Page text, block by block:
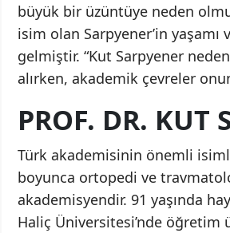
büyük bir üzüntüye neden
isim olan Sarpyener’in
gelmiştir. “Kut Sarpyener
alırken, akademik çevreler
PROF. DR. KUT
Türk akademisinin önemli
boyunca ortopedi ve
akademisyendir. 91 yaşında
Haliç Üniversitesi’nde öğretim